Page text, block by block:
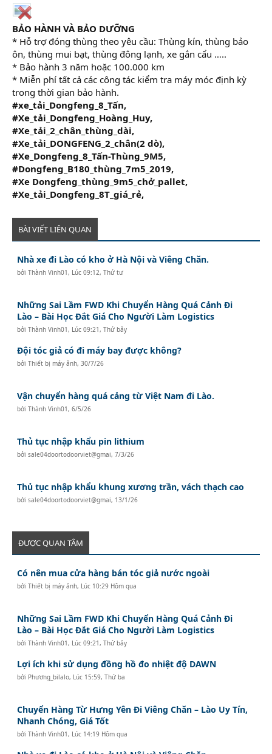
BẢO HÀNH VÀ BẢO DƯỠNG
* Hỗ trợ đóng thùng theo yêu cầu: Thùng kín, thùng bảo
ôn, thùng mui bạt, thùng đông lạnh, xe gắn cẩu …..
* Bảo hành 3 năm hoặc 100.000 km
* Miễn phí tất cả các công tác kiểm tra máy móc định kỳ
trong thời gian bảo hành.
#xe_tải_Dongfeng_8_Tấn,
#Xe_tải_Dongfeng_Hoàng_Huy,
#Xe_tải_2_chân_thùng_dài,
#Xe_tải_DONGFENG_2_chân(2 dò),
#Xe_Dongfeng_8_Tấn-Thùng_9M5,
#Dongfeng_B180_thùng_7m5_2019,
#Xe Dongfeng_thùng_9m5_chở_pallet,
#Xe_tải_Dongfeng_8T_giá_rẻ,
BÀI VIẾT LIÊN QUAN
Nhà xe đi Lào có kho ở Hà Nội và Viêng Chăn.
bởiThành Vinh01 , Lúc 09:12, Thứ tư
Những Sai Lầm FWD Khi Chuyển Hàng Quá Cảnh Đi
Lào – Bài Học Đắt Giá Cho Người Làm Logistics
bởiThành Vinh01 , Lúc 09:21, Thứ bảy
Đội tóc giả có đi máy bay được không?
bởiThiết bị máy ảnh,30/7/26
Vận chuyển hàng quá cảng từ Việt Nam đi Lào.
bởiThành Vinh01 ,6/5/26
Thủ tục nhập khẩu pin lithium
bởisale04doortodoorviet@gmai,7/3/26
Thủ tục nhập khẩu khung xương trần, vách thạch cao
bởisale04doortodoorviet@gmai, 13/1/26
ĐƯỢC QUAN TÂM
Có nên mua cửa hàng bán tóc giả nước ngoài
bởiThiết bị máy ảnh, Lúc 10:29 Hôm qua
Những Sai Lầm FWD Khi Chuyển Hàng Quá Cảnh Đi
Lào – Bài Học Đắt Giá Cho Người Làm Logistics
bởiThành Vinh01 , Lúc 09:21, Thứ bảy
Lợi ích khi sử dụng đồng hồ đo nhiệt độ DAWN
bởi Phương_bilalo, Lúc 15:59, Thứ ba
Chuyển Hàng Từ Hưng Yên Đi Viêng Chăn – Lào Uy Tín,
Nhanh Chóng, Giá Tốt
bởiThành Vinh01 , Lúc 14:19 Hôm qua